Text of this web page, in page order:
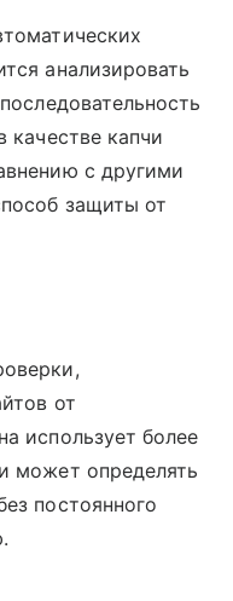
анализировать
капчи
с другими
защиты от
от
использует более
может определять
постоянного